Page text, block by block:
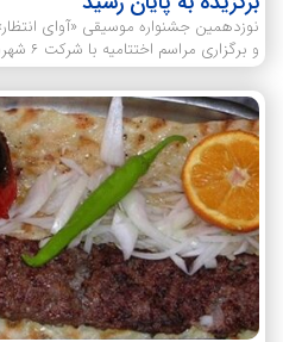
نوزدهمین جشنواره موسیقی «آوای
و برگزاری مراسم اختتامیه با شرکت ۶ شهرستان به کار خود پایان داد.